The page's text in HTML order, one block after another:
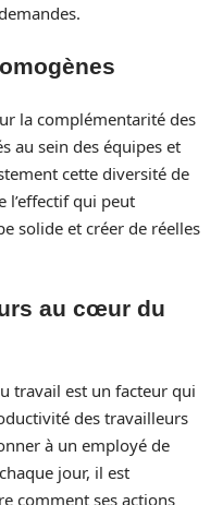
la complémentarité des
au sein des équipes et
cette diversité de
l’effectif qui peut
solide et créer de réelles
au cœur du
travail est un facteur qui
des travailleurs
à un employé de
jour, il est
comment ses actions